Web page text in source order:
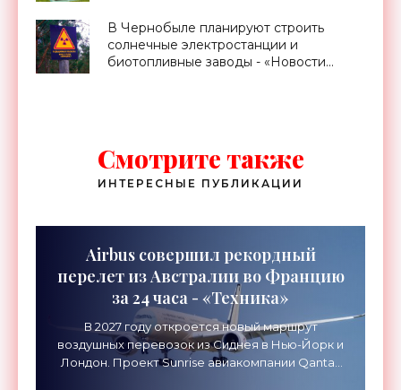
В Чернобыле планируют строить
солнечные электростанции и
биотопливные заводы - «Новости
Смотрите также
ИНТЕРЕСНЫЕ ПУБЛИКАЦИИ
Airbus совершил рекордный
перелет из Австралии во Францию
за 24 часа - «Техника»
В 2027 году откроется новый маршрут
воздушных перевозок из Сиднея в Нью-Йорк и
Лондон. Проект Sunrise авиакомпании Qantas